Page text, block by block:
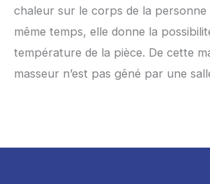
chaleur sur le corps de la personne
même temps, elle donne la
température de la pièce. De cette
masseur n’est pas gêné par une